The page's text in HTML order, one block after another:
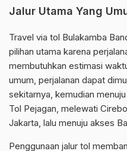
Jalur Utama Yang
Travel via tol Bulakamba
pilihan utama karena
membutuhkan estimasi
umum, perjalanan dapat
sekitarnya, kemudian
Tol Pejagan, melewati
Jakarta, lalu menuju akses
Penggunaan jalur tol